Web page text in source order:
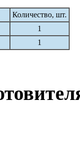
Количество, шт.
1
1